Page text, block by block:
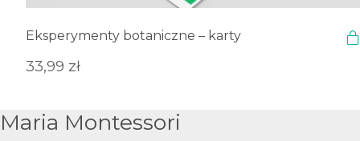
Eksperymenty botaniczne – karty
33,99 zł
Maria Montessori